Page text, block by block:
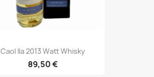
Caol Ila 2013 Watt Whisky
89,50 €